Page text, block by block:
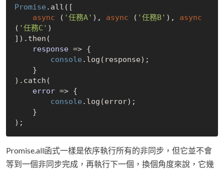
Promise .all([
async ( '任務A' ), async ( '任務B' ), async
( '任務C' )
]).then(
response => {
console .log(response);
).catch(
error => {
console .log(error);
Promise.all函式一樣是依序執行所有的非同步，但它並不會
等到一個非同步完成，再執行下一個，換個角度來說，它幾